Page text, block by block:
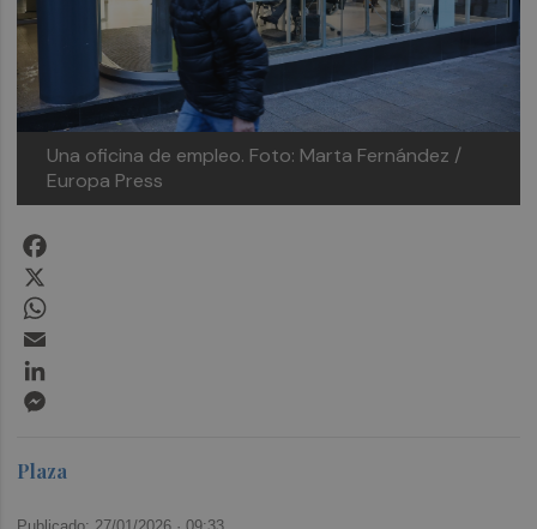
Una oficina de empleo. Foto: Marta Fernández /
Europa Press
Plaza